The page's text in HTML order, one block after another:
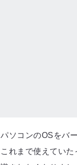
パソコンのOSをバ
これまで使えてい